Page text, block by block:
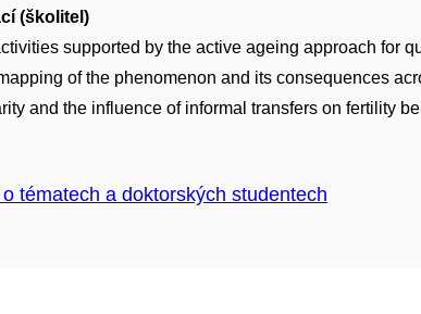
(školitel)
supported by the active ageing approach for
of the phenomenon and its consequences
and the influence of informal transfers on fertility
tématech a doktorských studentech